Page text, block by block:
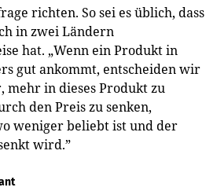
richten. So sei es üblich, dass
in zwei Ländern
hat. „Wenn ein Produkt in
gut ankommt, entscheiden wir
mehr in dieses Produkt zu
den Preis zu senken,
weniger beliebt ist und der
wird.”